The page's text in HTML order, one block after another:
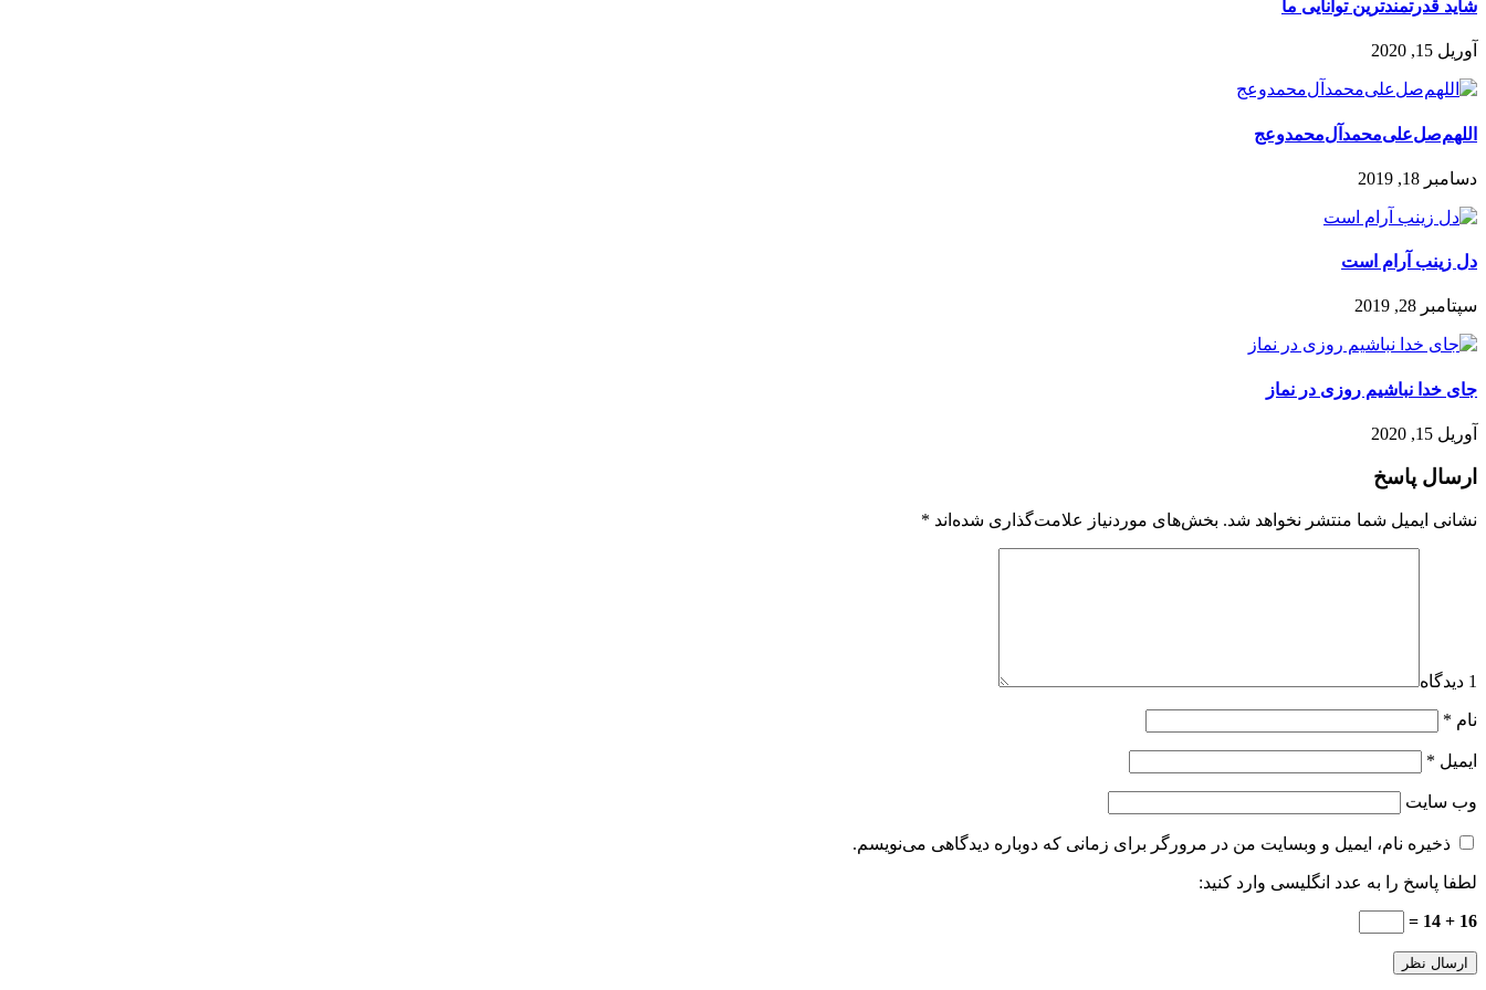
شاید قدرتمندترین توانایی ما
آوریل 15, 2020
اللهم‌صل‌علی‌محمد‌آل‌محمد‌وعج
دسامبر 18, 2019
دل زینب آرام است
سپتامبر 28, 2019
جای خدا نباشیم روزی در نماز
آوریل 15, 2020
ارسال پاسخ
نشانی ایمیل شما منتشر نخواهد شد. بخش‌های موردنیاز علامت‌گذاری شده‌اند *
1 دیدگاه
نام *
ایمیل *
وب‌ سایت
ذخیره نام، ایمیل و وبسایت من در مرورگر برای زمانی که دوباره دیدگاهی می‌نویسم.
لطفا پاسخ را به عدد انگلیسی وارد کنید:
16 + 14 =